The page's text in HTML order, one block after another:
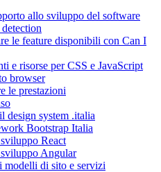
allo sviluppo del software
le feature disponibili con Can I
e risorse per CSS e JavaScript
browser
le prestazioni
design system .italia
Bootstrap Italia
React
Angular
modelli di sito e servizi